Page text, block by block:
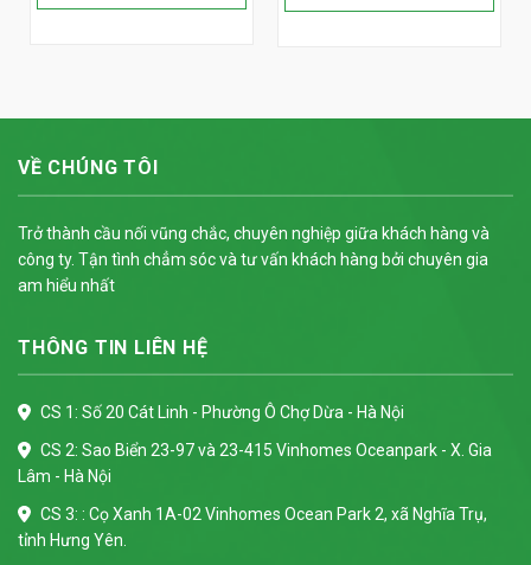
VỀ CHÚNG TÔI
Trở thành cầu nối vũng chắc, chuyên nghiệp giữa khách hàng và
công ty. Tận tình chẳm sóc và tư vấn khách hàng bởi chuyên gia
am hiểu nhất
THÔNG TIN LIÊN HỆ
CS 1: Số 20 Cát Linh - Phường Ô Chợ Dừa - Hà Nội
CS 2: Sao Biển 23-97 và 23-415 Vinhomes Oceanpark - X. Gia
Lâm - Hà Nội
CS 3: : Cọ Xanh 1A-02 Vinhomes Ocean Park 2, xã Nghĩa Trụ,
tỉnh Hưng Yên.